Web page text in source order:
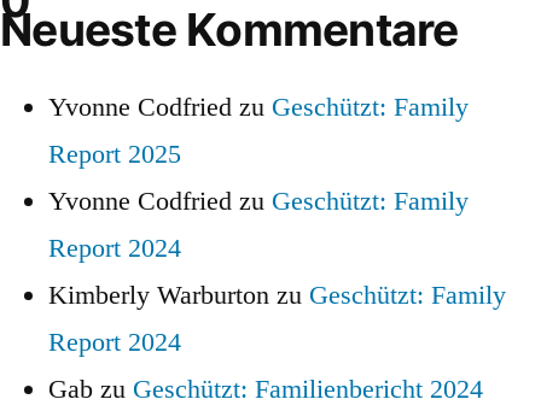
Neueste Kommentare
Yvonne Codfried zu Geschützt: Family
Report 2025
Yvonne Codfried zu Geschützt: Family
Report 2024
Kimberly Warburton zu Geschützt: Family
Report 2024
Gab zu Geschützt: Familienbericht 2024